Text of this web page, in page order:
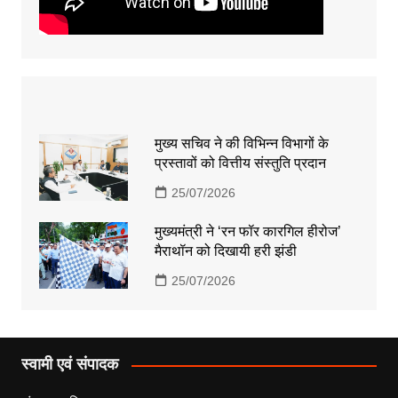
मुख्य सचिव ने की विभिन्न विभागों के
प्रस्तावों को वित्तीय संस्तुति प्रदान
25/07/2026
मुख्यमंत्री ने ‘रन फॉर कारगिल हीरोज’
मैराथॉन को दिखायी हरी झंडी
25/07/2026
स्वामी एवं संपादक